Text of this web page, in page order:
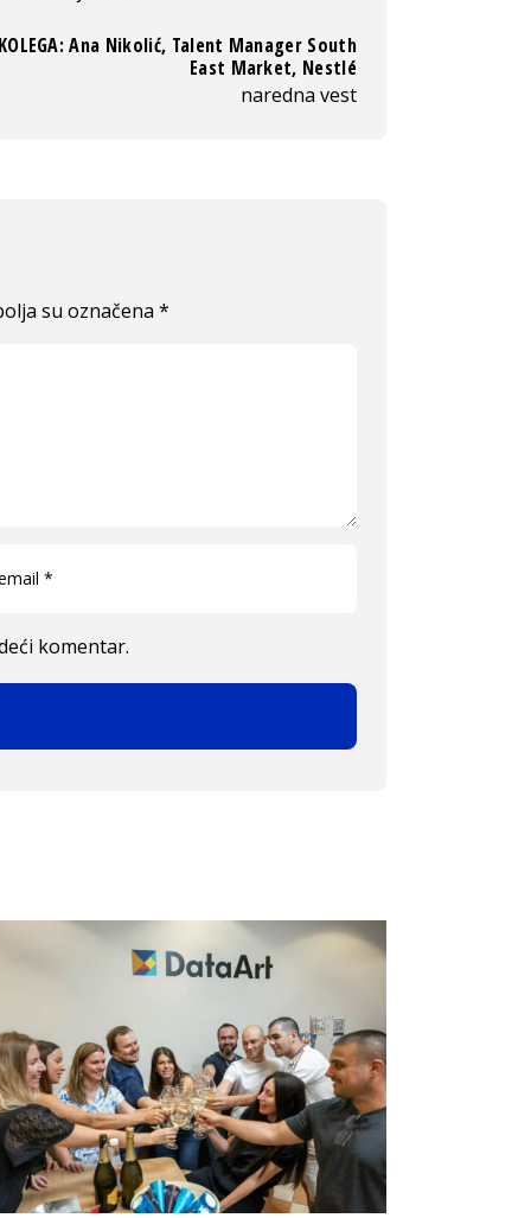
Ana Nikolić, Talent Manager South
East Market, Nestlé
naredna vest
su označena *
komentar.